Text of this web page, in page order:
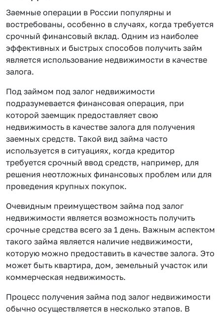
Заемные операции в России популярны и
востребованы, особенно в случаях, когда требуется
срочный финансовый вклад. Одним из наиболее
эффективных и быстрых способов получить займ
является использование недвижимости в качестве
залога.
Под займом под залог недвижимости
подразумевается финансовая операция, при
которой заемщик предоставляет свою
недвижимость в качестве залога для получения
заемных средств. Такой вид займа часто
используется в ситуациях, когда кредитор
требуется срочный ввод средств, например, для
решения неотложных финансовых проблем или для
проведения крупных покупок.
Очевидным преимуществом займа под залог
недвижимости является возможность получить
срочные средства всего за 1 день. Важным аспектом
такого займа является наличие недвижимости,
которую можно предоставить в качестве залога. Это
может быть квартира, дом, земельный участок или
коммерческая недвижимость.
Процесс получения займа под залог недвижимости
обычно осуществляется в несколько этапов. В